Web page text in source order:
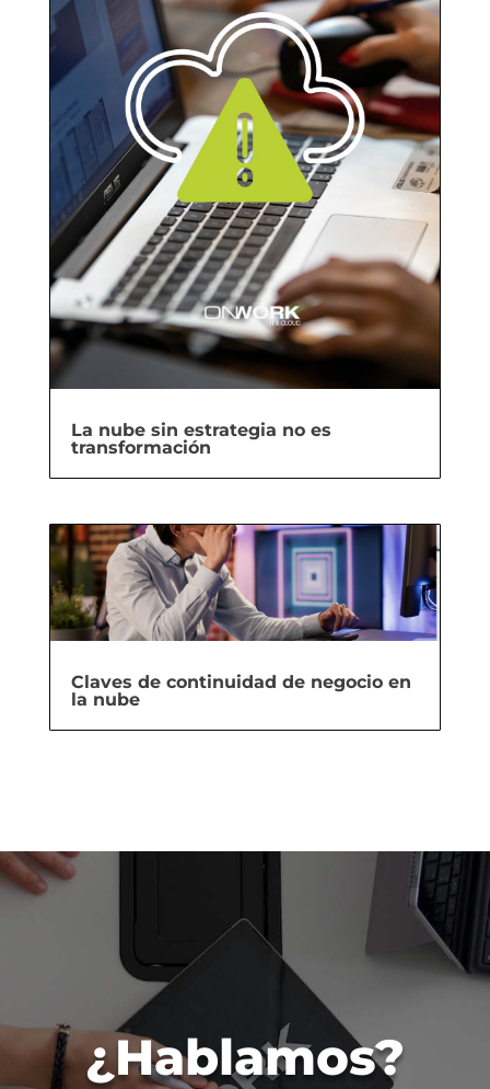
La nube sin estrategia no es
transformación
Claves de continuidad de negocio en
la nube
¿Hablamos?